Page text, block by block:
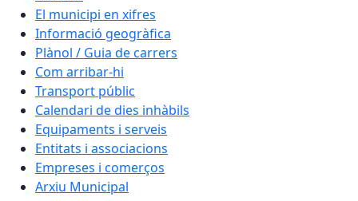
El municipi en xifres
Informació geogràfica
Plànol / Guia de carrers
Com arribar-hi
Transport públic
Calendari de dies inhàbils
Equipaments i serveis
Entitats i associacions
Empreses i comerços
Arxiu Municipal